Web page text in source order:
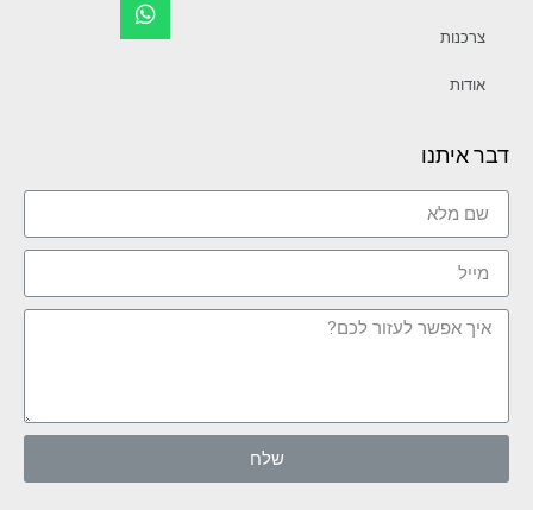
צרכנות
אודות
דבר איתנו
שלח